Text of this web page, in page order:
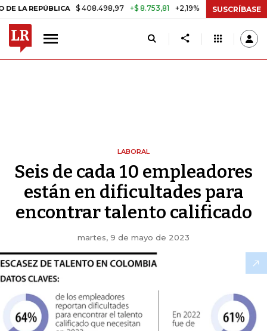
REPÚBLICA $ 408.498,97 +$ 8.753,81 +2,19% TASA DE USURA
SUSCRÍBASE
LABORAL
Seis de cada 10 empleadores
están en dificultades para
encontrar talento calificado
martes, 9 de mayo de 2023